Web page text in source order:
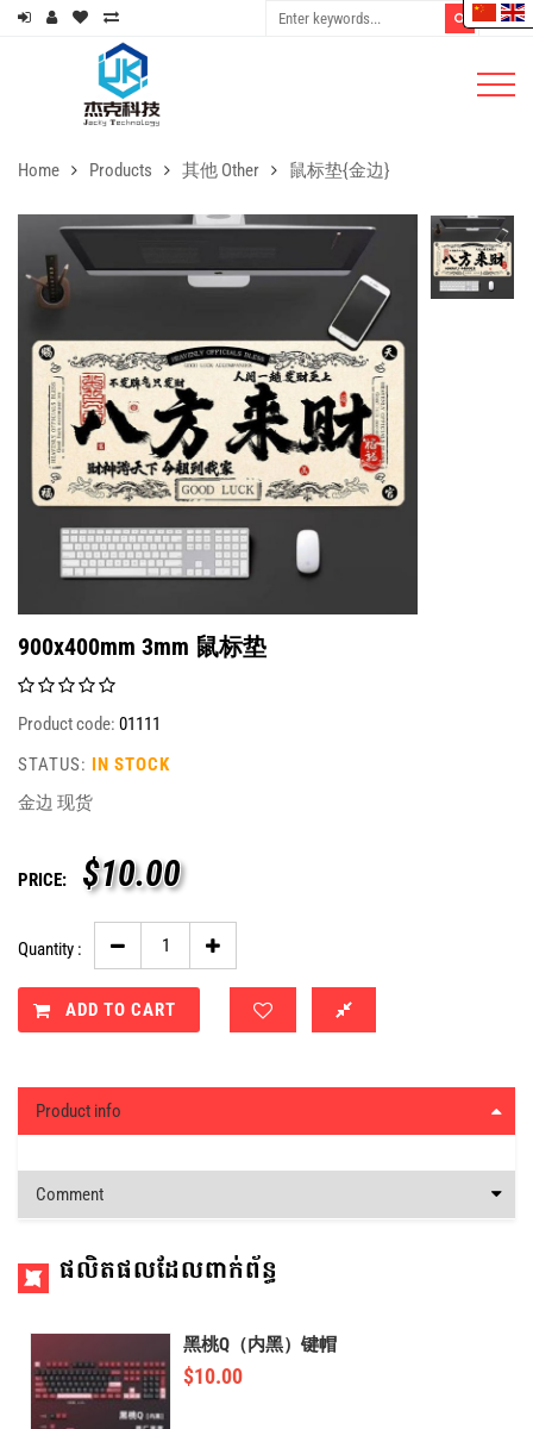
Home Products 其他 Other 鼠标垫{金边}
900x400mm 3mm 鼠标垫
Product code: 01111
STATUS:
IN STOCK
金边 现货
PRICE: $10.00
Quantity :
ADD TO CART
Product info
Comment
ផលិតផលដែលពាក់ព័ន្ធ
黑桃Q（内黑）键帽
$10.00